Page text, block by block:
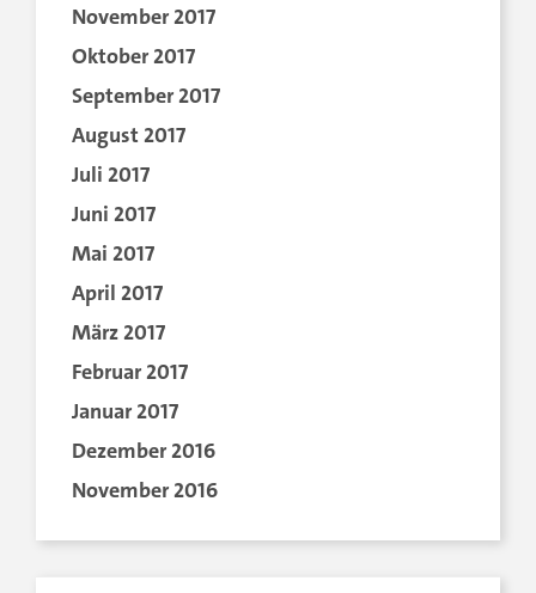
November 2017
Oktober 2017
September 2017
August 2017
Juli 2017
Juni 2017
Mai 2017
April 2017
März 2017
Februar 2017
Januar 2017
Dezember 2016
November 2016